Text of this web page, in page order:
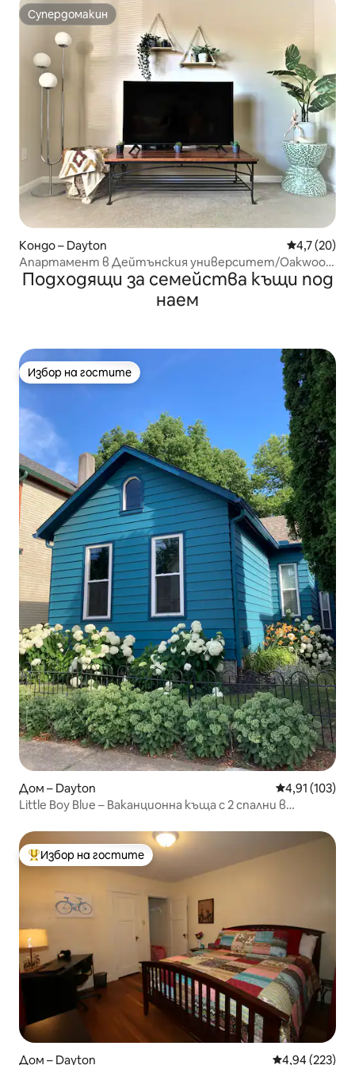
Супердомакин
Супердомакин
Кондо – Dayton Средна
4,7 (20)
Апартамент в Дейтънския университет/Oakwood
в парка Патерсън!
Подходящи за семейства къщи под
наем
Избор на гостите
Избор на гостите
Дом – Dayton Средна
4,91 (103)
Little Boy Blue – Ваканционна къща с 2 спални в
Най-популярен избор на гостите
Избор на гостите
Дом – Dayton Средна
4,94 (223)